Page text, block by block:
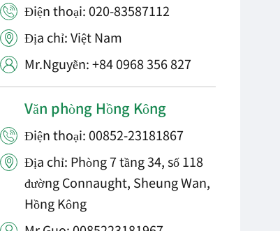
 Điện thoại: 020-83587112
 Địa chỉ: Việt Nam
 Mr.Nguyễn: +84 0968 356 827
Văn phòng Hồng Kông
 Điện thoại: 00852-23181867
 Địa chỉ: Phòng 7 tầng 34, số 118
đường Connaught, Sheung Wan,
Hồng Kông